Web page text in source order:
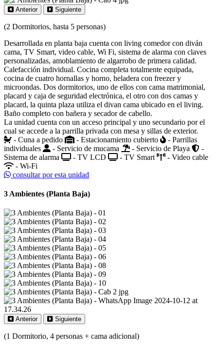
Anterior Siguiente
(2 Dormitorios, hasta 5 personas)
Desarrollada en planta baja cuenta con living comedor con diván
cama, TV Smart, video cable, Wi Fi, sistema de alarma con claves
personalizadas, amoblamiento de algarrobo de primera calidad.
Calefacción individual. Cocina completa totalmente equipada,
cocina de cuatro hornallas y horno, heladera con freezer y
microondas. Dos dormitorios, uno de ellos con cama matrimonial,
placard y caja de seguridad electrónica, el otro con dos camas y
placard, la quinta plaza utiliza el divan cama ubicado en el living.
Baño completo con bañera y secador de cabello.
La unidad cuenta con un acceso principal y uno secundario por el
cual se accede a la parrilla privada con mesa y sillas de exterior.
- Cuna a pedido
- Estacionamiento cubierto
- Parrillas
individuales
- Servicio de mucama - Servicio de Playa
-
Sistema de alarma
- TV LCD - TV Smart
- Video cable
- Wi-Fi
consultar por esta unidad
3 Ambientes (Planta Baja)
Anterior Siguiente
(1 Dormitorio, 4 personas + cama adicional)